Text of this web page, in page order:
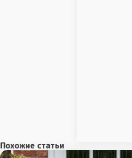
Похожие статьи